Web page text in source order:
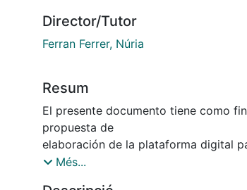
Director/Tutor
Ferran Ferrer, Núria
Resum
El presente documento tiene como
propuesta de
elaboración de la plataforma digital
emprendedores mexicanos
Més...